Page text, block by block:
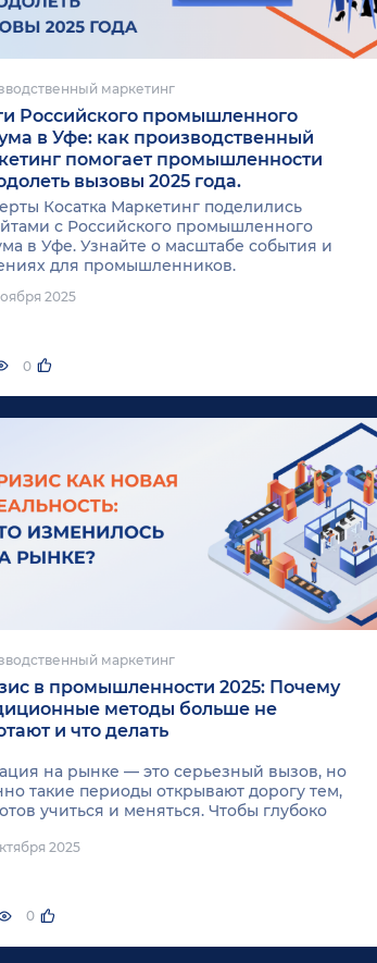
маркетинг
Российского промышленного
в Уфе: как производственный
помогает промышленности
вызовы 2025 года.
Косатка Маркетинг поделились
с Российского промышленного
в Уфе. Узнайте о масштабе события и
для промышленников.
2025
0
маркетинг
в промышленности 2025: Почему
методы больше не
и что делать
на рынке — это серьезный вызов, но
такие периоды открывают дорогу тем,
учиться и меняться. Чтобы глубоко
инструменты и пообщаться с теми, кто
этой осени.
2025
0